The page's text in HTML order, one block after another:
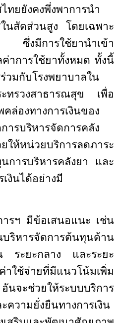
ยยังคงพึ่งพาการนำ
ในสัดส่วนสูง โดยเฉพาะ
ซึ่งมีการใช้ยานำเข้า
าการใช้ยาทั้งหมด ทั้งนี้
วมกับโรงพยาบาลใน
ะทรวงสาธารณสุข เพื่อ
ล่องทางการเงินของ
ารบริหารจัดการคลัง
ให้หน่วยบริการลดภาระ
การบริหารคลังยา และ
งินได้อย่างมี
รฯ มีข้อเสนอแนะ เช่น
ริหารจัดการต้นทุนด้าน
ระยะกลาง และระยะ
าใช้จ่ายที่มีแนวโน้มเพิ่ม
ะช่วยให้ระบบบริการ
ความยั่งยืนทางการเงิน